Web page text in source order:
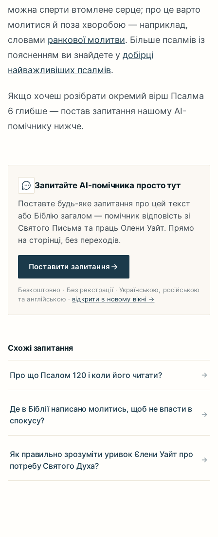
можна сперти втомлене серце; про це варто
молитися й поза хворобою — наприклад,
словами ранкової молитви. Більше псалмів із
поясненням ви знайдете у добірці
найважливіших псалмів.
Якщо хочеш розібрати окремий вірш Псалма
6 глибше — постав запитання нашому AI-
помічнику нижче.
Запитайте AI-помічника просто тут
Поставте будь-яке запитання про цей текст
або Біблію загалом — помічник відповість зі
Святого Письма та праць Олени Уайт. Прямо
на сторінці, без переходів.
Поставити запитання
Безкоштовно · Без реєстрації · Українською, російською
та англійською · відкрити в новому вікні →
Схожі запитання
Про що Псалом 120 і коли його читати?
Де в Біблії написано молитись, щоб не впасти в
спокусу?
Як правильно зрозуміти уривок Єлени Уайт про
потребу Святого Духа?